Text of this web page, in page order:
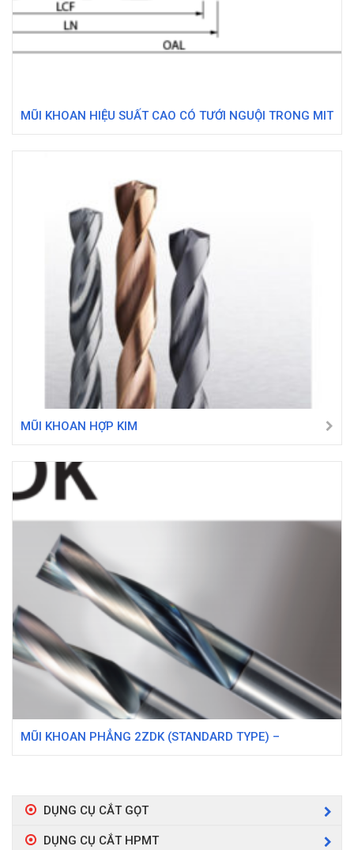
MŨI KHOAN HIỆU SUẤT CAO CÓ TƯỚI NGUỘI TRONG MIT
MŨI KHOAN HỢP KIM
MŨI KHOAN PHẲNG 2ZDK (STANDARD TYPE) –
DỤNG CỤ CẮT GỌT
DỤNG CỤ CẮT HPMT